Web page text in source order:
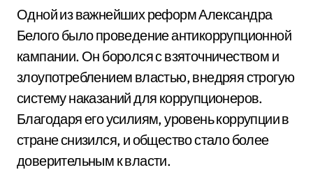
Одной из важнейших реформ Александра
Белого было проведение антикоррупционной
кампании. Он боролся с взяточничеством и
злоупотреблением властью, внедряя строгую
систему наказаний для коррупционеров.
Благодаря его усилиям, уровень коррупции в
стране снизился, и общество стало более
доверительным к власти.